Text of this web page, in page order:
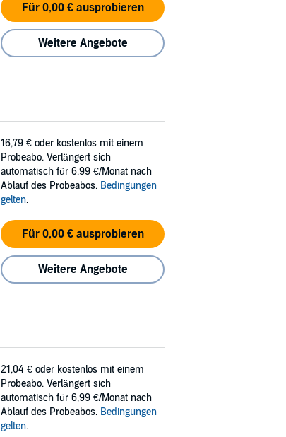
Für 0,00 € ausprobieren
Weitere Angebote
16,79 € oder kostenlos mit einem
Probeabo. Verlängert sich
automatisch für 6,99 €/Monat nach
Ablauf des Probeabos. Bedingungen
gelten.
Für 0,00 € ausprobieren
Weitere Angebote
21,04 € oder kostenlos mit einem
Probeabo. Verlängert sich
automatisch für 6,99 €/Monat nach
Ablauf des Probeabos. Bedingungen
gelten.